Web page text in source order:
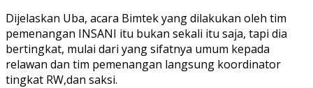
Dijelaskan Uba, acara Bimtek yang dilakukan oleh tim
pemenangan INSANI itu bukan sekali itu saja, tapi dia
bertingkat, mulai dari yang sifatnya umum kepada
relawan dan tim pemenangan langsung koordinator
tingkat RW,dan saksi.